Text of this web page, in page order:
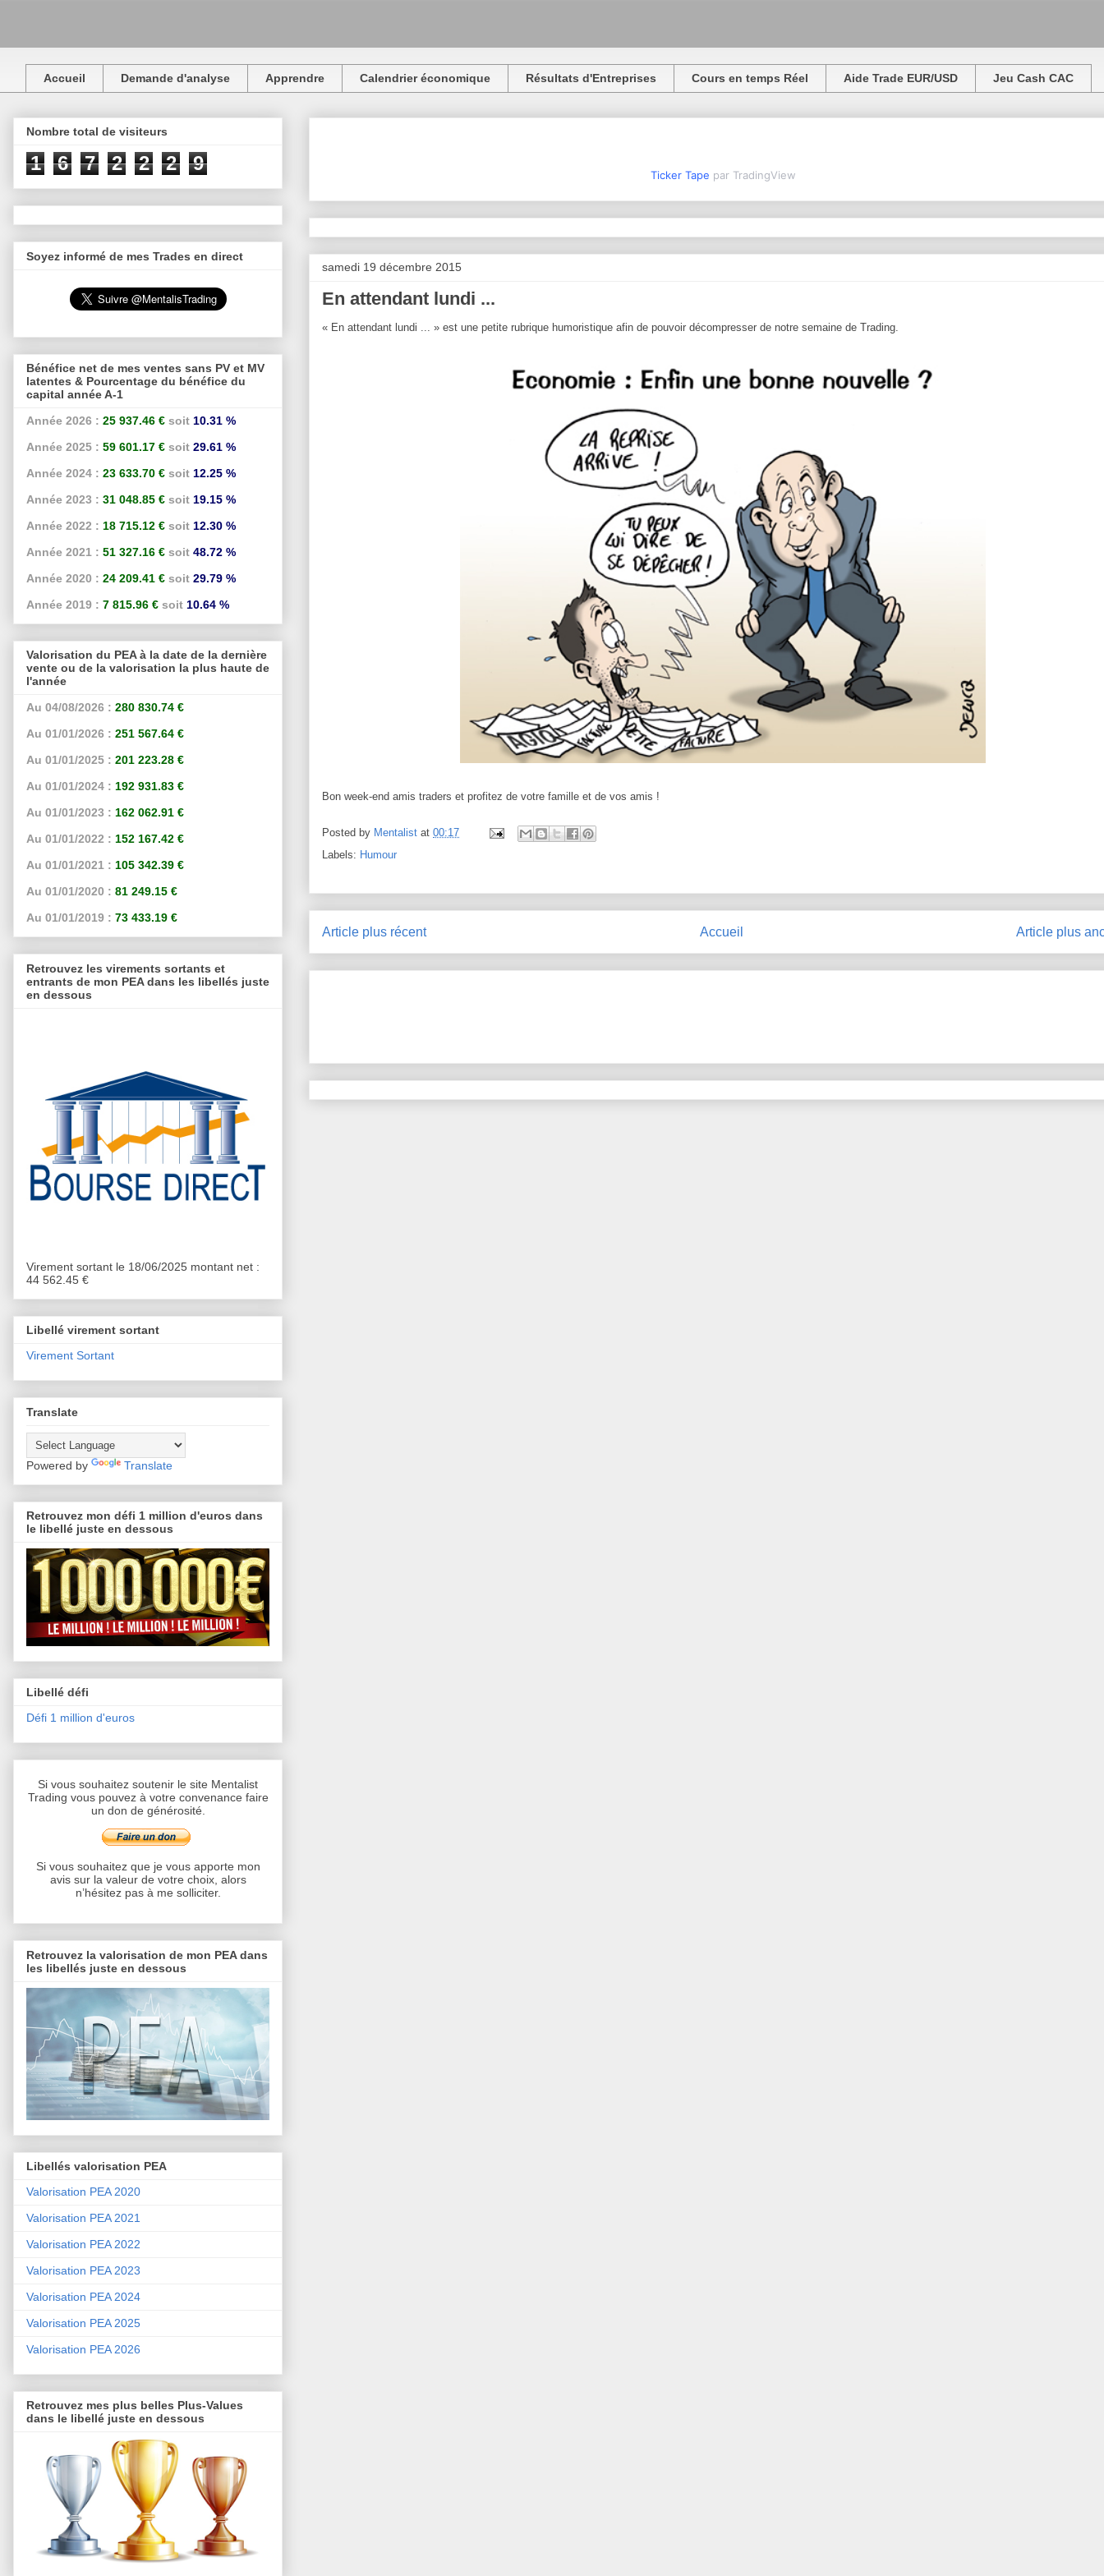
Accueil Demande d'analyse Apprendre Calendrier économique Résultats d'Entreprises Cours en temps Réel Aide Trade EUR/USD Jeu Cash CAC
Ticker Tape par TradingView
samedi 19 décembre 2015
En attendant lundi ...
« En attendant lundi ... » est une petite rubrique humoristique afin de pouvoir décompresser de notre semaine de Trading.
Bon week-end amis traders et profitez de votre famille et de vos amis !
Posted by Mentalist at 00:17
Labels: Humour
Article plus récent Article plus
Accueil
Nombre total de visiteurs
1 6 7 2 2 2 9
Soyez informé de mes Trades en direct
Bénéfice net de mes ventes sans PV et MV
latentes & Pourcentage du bénéfice du
capital année A-1
Année 2026 : 25 937.46 € soit 10.31 %
Année 2025 : 59 601.17 € soit 29.61 %
Année 2024 : 23 633.70 € soit 12.25 %
Année 2023 : 31 048.85 € soit 19.15 %
Année 2022 : 18 715.12 € soit 12.30 %
Année 2021 : 51 327.16 € soit 48.72 %
Année 2020 : 24 209.41 € soit 29.79 %
Année 2019 : 7 815.96 € soit 10.64 %
Valorisation du PEA à la date de la dernière
vente ou de la valorisation la plus haute de
l'année
Au 04/08/2026 : 280 830.74 €
Au 01/01/2026 : 251 567.64 €
Au 01/01/2025 : 201 223.28 €
Au 01/01/2024 : 192 931.83 €
Au 01/01/2023 : 162 062.91 €
Au 01/01/2022 : 152 167.42 €
Au 01/01/2021 : 105 342.39 €
Au 01/01/2020 : 81 249.15 €
Au 01/01/2019 : 73 433.19 €
Retrouvez les virements sortants et
entrants de mon PEA dans les libellés juste
en dessous
Virement sortant le 18/06/2025 montant net :
44 562.45 €
Libellé virement sortant
Virement Sortant
Translate
Powered by Translate
Retrouvez mon défi 1 million d'euros dans
le libellé juste en dessous
Libellé défi
Défi 1 million d'euros
Si vous souhaitez soutenir le site Mentalist
Trading vous pouvez à votre convenance faire
un don de générosité.
Si vous souhaitez que je vous apporte mon
avis sur la valeur de votre choix, alors
n’hésitez pas à me solliciter.
Retrouvez la valorisation de mon PEA dans
les libellés juste en dessous
Libellés valorisation PEA
Valorisation PEA 2020
Valorisation PEA 2021
Valorisation PEA 2022
Valorisation PEA 2023
Valorisation PEA 2024
Valorisation PEA 2025
Valorisation PEA 2026
Retrouvez mes plus belles Plus-Values
dans le libellé juste en dessous